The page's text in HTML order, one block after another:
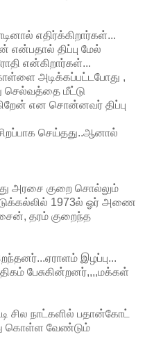
எதிர்க்கிறார்கள்...
திப்பு மேல்
என்கிறார்கள்...
அடிக்கப்பட்டபோது ,
செல்வத்தை மீட்டு
என சொன்னவர் திப்பு
செய்தது..ஆனால்
அரசை குறை சொல்லும்
1973ல் ஓர் அணை
தரம் குறைந்த
இழப்பு...
பேசுகின்றனர்,,,,மக்கள்
சில நாட்களில் பதான்கோட்
கொள்ள வேண்டும்